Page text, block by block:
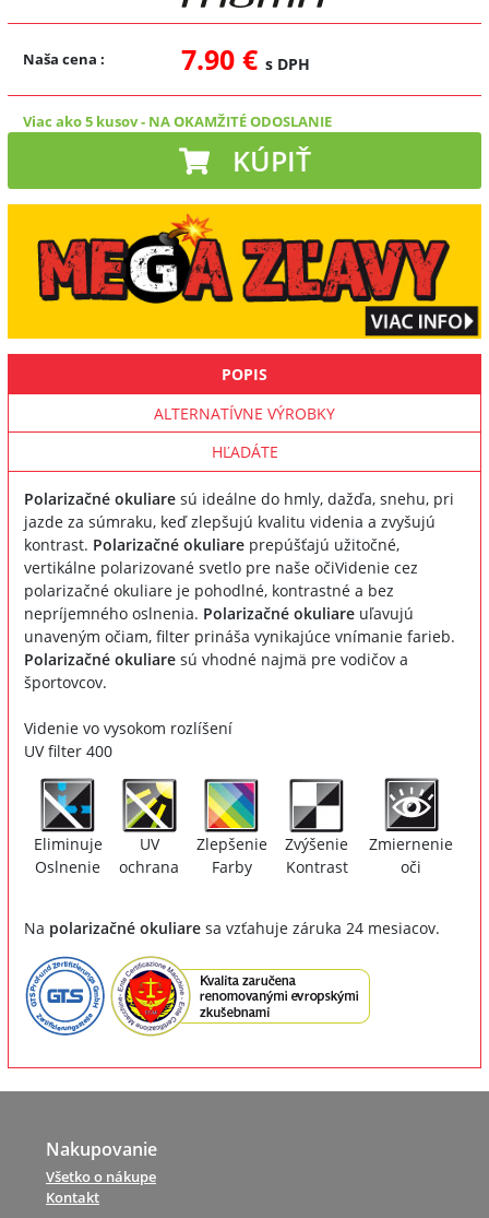
Naša cena : 7.90 € s DPH
Viac ako 5 kusov- NA OKAMŽITÉ ODOSLANIE
KÚPIŤ
POPIS
ALTERNATÍVNE VÝROBKY
HĽADÁTE
Polarizačné okuliare sú ideálne do hmly, dažďa, snehu, pri
jazde za súmraku, keď zlepšujú kvalitu videnia a zvyšujú
kontrast. Polarizačné okuliare prepúšťajú užitočné,
vertikálne polarizované svetlo pre naše očiVidenie cez
polarizačné okuliare je pohodlné, kontrastné a bez
nepríjemného oslnenia. Polarizačné okuliare uľavujú
unaveným očiam, filter prináša vynikajúce vnímanie farieb.
Polarizačné okuliare sú vhodné najmä pre vodičov a
športovcov.
Videnie vo vysokom rozlíšení
UV filter 400
Eliminuje
Oslnenie
UV
ochrana
Zlepšenie
Farby
Zvýšenie
Kontrast
Zmiernenie
oči
Na polarizačné okuliare sa vzťahuje záruka 24 mesiacov.
Nakupovanie
Všetko o nákupe
Kontakt